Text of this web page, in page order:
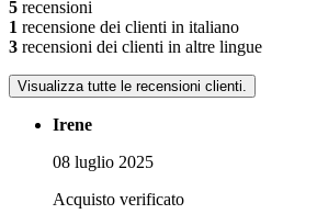
5 recensioni
1 recensione dei clienti in italiano
3 recensioni dei clienti in altre lingue
Visualizza tutte le recensioni clienti.
Irene
08 luglio 2025
Acquisto verificato